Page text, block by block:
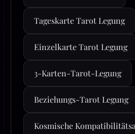
Tageskarte Tarot Legung
Einzelkarte Tarot Legung
3-Karten-Tarot-Legung
Beziehungs-Tarot Legung
Kosmische